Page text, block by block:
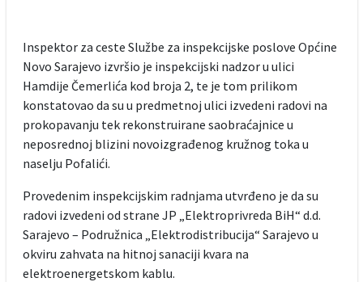
Inspektor za ceste Službe za inspekcijske poslove Općine
Novo Sarajevo izvršio je inspekcijski nadzor u ulici
Hamdije Čemerlića kod broja 2, te je tom prilikom
konstatovao da su u predmetnoj ulici izvedeni radovi na
prokopavanju tek rekonstruirane saobraćajnice u
neposrednoj blizini novoizgrađenog kružnog toka u
naselju Pofalići.
Provedenim inspekcijskim radnjama utvrđeno je da su
radovi izvedeni od strane JP „Elektroprivreda BiH“ d.d.
Sarajevo – Podružnica „Elektrodistribucija“ Sarajevo u
okviru zahvata na hitnoj sanaciji kvara na
elektroenergetskom kablu.